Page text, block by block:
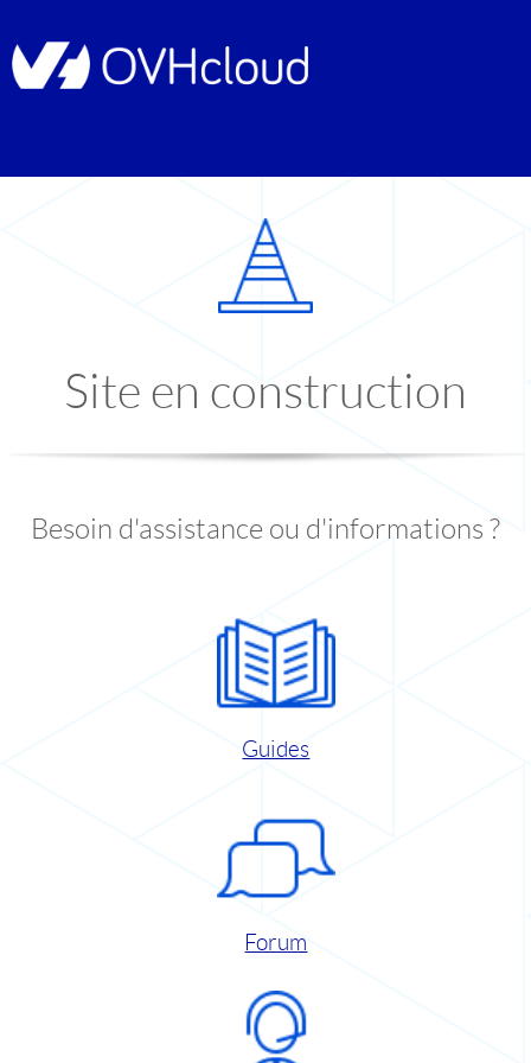
Site en construction
Besoin d'assistance ou d'informations ?
Guides
Forum